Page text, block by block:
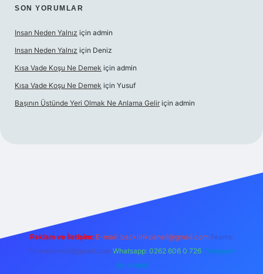
SON YORUMLAR
Insan Neden Yalnız için admin
Insan Neden Yalnız için Deniz
Kısa Vade Koşu Ne Demek için admin
Kısa Vade Koşu Ne Demek için Yusuf
Başının Üstünde Yeri Olmak Ne Anlama Gelir için admin
Reklam ve İletişim: E-mail: backlinkpaneli@gmail.com Teams:
forumhizmeti@gmail.com Whatsapp: 0262 606 0 726 Telegram:
@karabul